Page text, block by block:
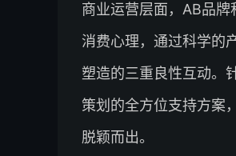
商业运营层面，AB品
消费心理，通过科学的
塑造的三重良性互动。
策划的全方位支持方案
脱颖而出。